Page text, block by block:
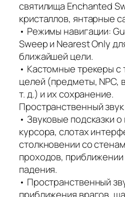
святилища Enchanted
кристаллов, янтарные
• Режимы навигации:
Sweep и Nearest Only
ближайшей цели.
• Кастомные трекеры
целей (предметы, NPC,
т. д.) и их сохранение.
Пространственный
• Звуковые подсказки
курсора, слотах
столкновении со
проходов,
падения.
• Пространственный